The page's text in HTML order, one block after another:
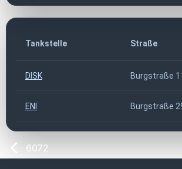
Tankstelle Straße
DISK Burgstraße
ENI Burgstraße
6072